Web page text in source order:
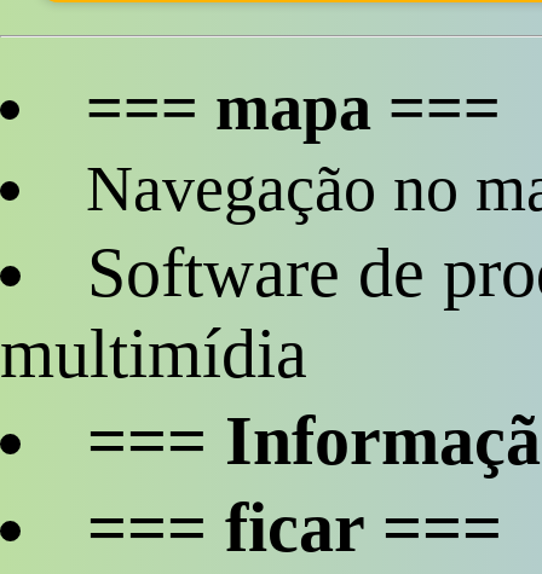
=== mapa ===
Navegação no
Software de
multimídia
===
=== ficar ===